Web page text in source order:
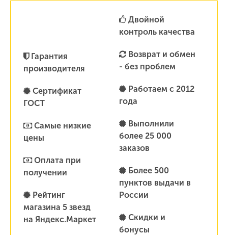
Гарантия
производителя
Сертификат
ГОСТ
Самые низкие
цены
Оплата при
получении
Рейтинг
магазина 5 звезд
на Яндекс.Маркет
Двойной
контроль качества
Возврат и обмен
- без проблем
Работаем с 2012
года
Выполнили
более 25 000
заказов
Более 500
пунктов выдачи в
России
Скидки и
бонусы